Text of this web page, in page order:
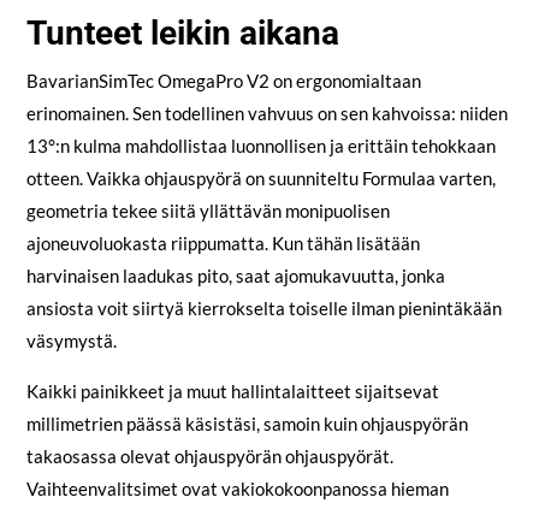
Tunteet leikin aikana
BavarianSimTec OmegaPro V2 on ergonomialtaan
erinomainen. Sen todellinen vahvuus on sen kahvoissa: niiden
13°:n kulma mahdollistaa luonnollisen ja erittäin tehokkaan
otteen. Vaikka ohjauspyörä on suunniteltu Formulaa varten,
geometria tekee siitä yllättävän monipuolisen
ajoneuvoluokasta riippumatta. Kun tähän lisätään
harvinaisen laadukas pito, saat ajomukavuutta, jonka
ansiosta voit siirtyä kierrokselta toiselle ilman pienintäkään
väsymystä.
Kaikki painikkeet ja muut hallintalaitteet sijaitsevat
millimetrien päässä käsistäsi, samoin kuin ohjauspyörän
takaosassa olevat ohjauspyörän ohjauspyörät.
Vaihteenvalitsimet ovat vakiokokoonpanossa hieman